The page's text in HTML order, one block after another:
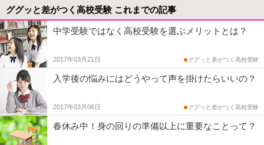
ググッと差がつく高校受験 これまでの記事
中学受験ではなく高校受験を選ぶメリットとは？
2017年03月21日 ググッと差がつく高校受験
入学後の悩みにはどうやって声を掛けたらいいの？
2017年03月06日 ググッと差がつく高校受験
春休み中！身の回りの準備以上に重要なことって？